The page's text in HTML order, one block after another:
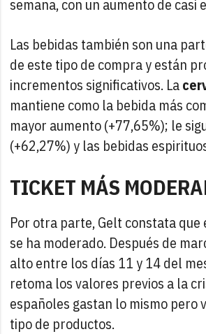
semana, con un aumento de casi
Las bebidas también son una
de este tipo de compra y están
incrementos significativos. La
mantiene como la bebida más
mayor aumento (+77,65%); le
(+62,27%) y las bebidas
TICKET MÁS
Por otra parte, Gelt constata
se ha moderado. Después de
alto entre los días 11 y 14 del
retoma los valores previos a la
españoles gastan lo mismo pero
tipo de productos.